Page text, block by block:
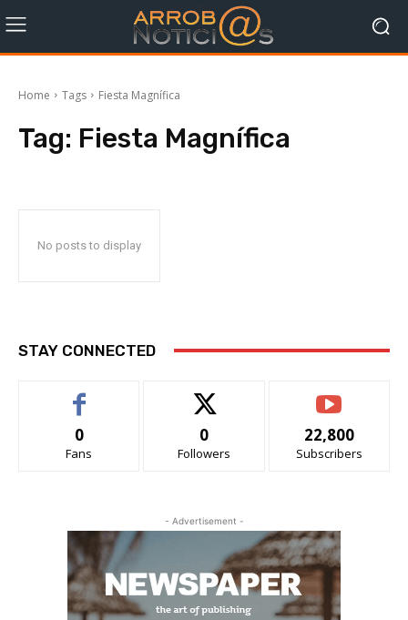
Home Tags Fiesta Magnífica
Tag: Fiesta Magnífica
No posts to display
STAY CONNECTED
0
Fans
0
Followers
22,800
Subscribers
- Advertisement -